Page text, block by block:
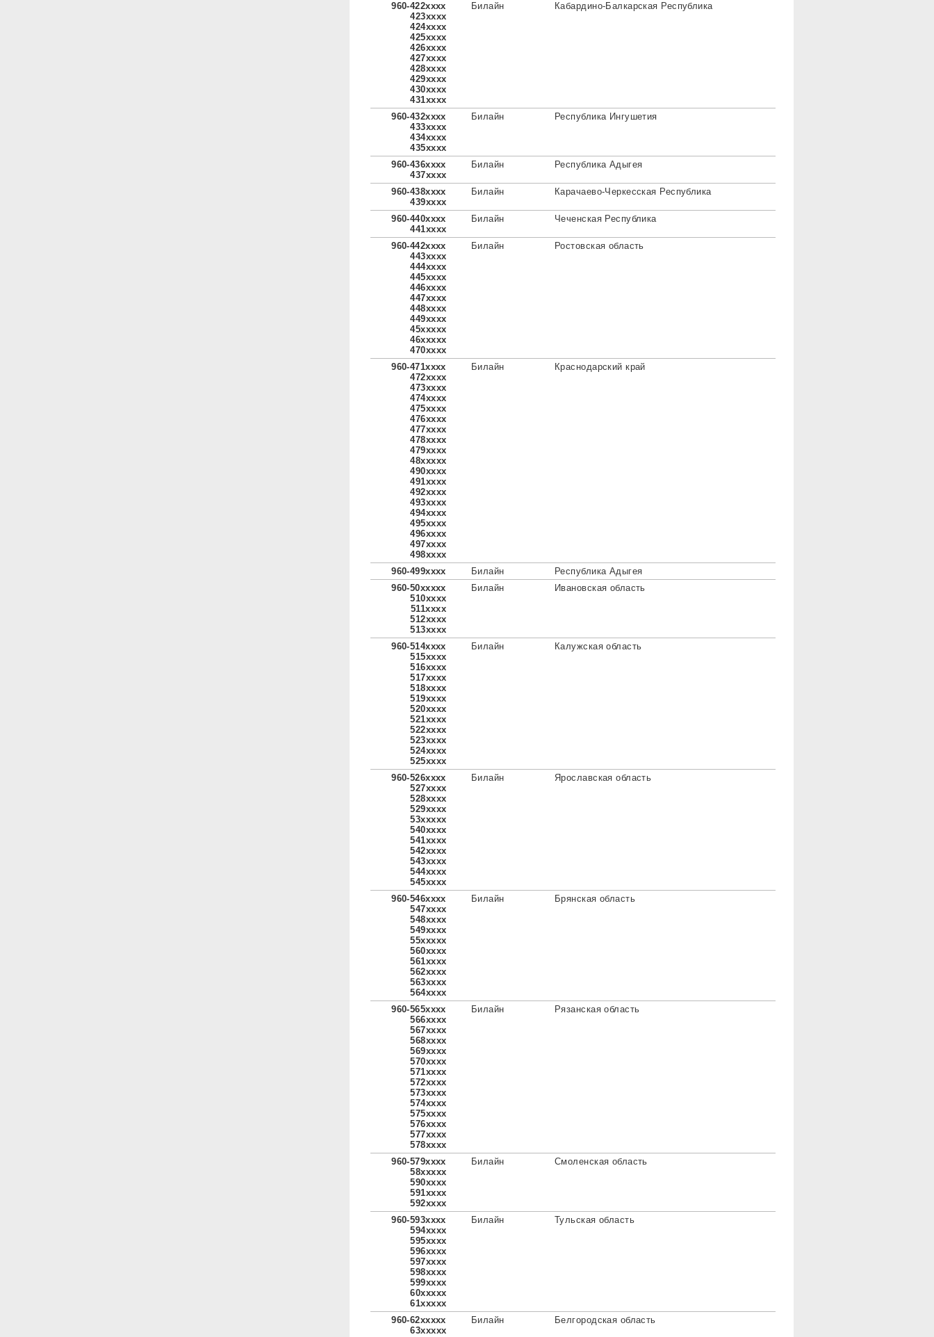
960-422xxxx
423xxxx
424xxxx
425xxxx
426xxxx
427xxxx
428xxxx
429xxxx
430xxxx
431xxxx
Билайн Кабардино-Балкарская Республика
960-432xxxx
433xxxx
434xxxx
435xxxx
Билайн Республика Ингушетия
960-436xxxx
437xxxx
Билайн Республика Адыгея
960-438xxxx
439xxxx
Билайн Карачаево-Черкесская Республика
960-440xxxx
441xxxx
Билайн Чеченская Республика
960-442xxxx
443xxxx
444xxxx
445xxxx
446xxxx
447xxxx
448xxxx
449xxxx
45xxxxx
46xxxxx
470xxxx
Билайн Ростовская область
960-471xxxx
472xxxx
473xxxx
474xxxx
475xxxx
476xxxx
477xxxx
478xxxx
479xxxx
48xxxxx
490xxxx
491xxxx
492xxxx
493xxxx
494xxxx
495xxxx
496xxxx
497xxxx
498xxxx
Билайн Краснодарский край
960-499xxxx Билайн
Республика Адыгея
960-50xxxxx
510xxxx
511xxxx
512xxxx
513xxxx
Билайн Ивановская область
960-514xxxx
515xxxx
516xxxx
517xxxx
518xxxx
519xxxx
520xxxx
521xxxx
522xxxx
523xxxx
524xxxx
525xxxx
Билайн Калужская область
960-526xxxx
527xxxx
528xxxx
529xxxx
53xxxxx
540xxxx
541xxxx
542xxxx
543xxxx
544xxxx
545xxxx
Билайн Ярославская область
960-546xxxx
547xxxx
548xxxx
549xxxx
55xxxxx
560xxxx
561xxxx
562xxxx
563xxxx
564xxxx
Билайн Брянская область
960-565xxxx
566xxxx
567xxxx
568xxxx
569xxxx
570xxxx
571xxxx
572xxxx
573xxxx
574xxxx
575xxxx
576xxxx
577xxxx
578xxxx
Билайн Рязанская область
960-579xxxx
58xxxxx
590xxxx
591xxxx
592xxxx
Билайн Смоленская область
960-593xxxx
594xxxx
595xxxx
596xxxx
597xxxx
598xxxx
599xxxx
60xxxxx
61xxxxx
Билайн Тульская область
960-62xxxxx
63xxxxx
Билайн Белгородская область